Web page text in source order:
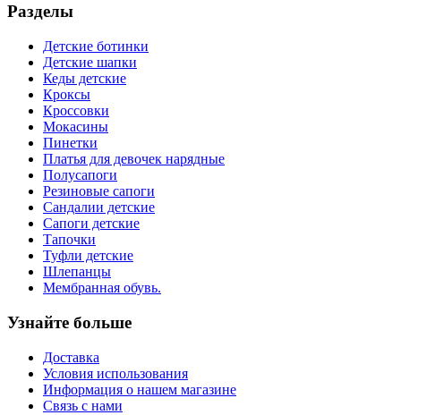
Разделы
Детские ботинки
Детские шапки
Кеды детские
Кроксы
Кроссовки
Мокасины
Пинетки
Платья для девочек нарядные
Полусапоги
Резиновые сапоги
Сандалии детские
Сапоги детские
Тапочки
Туфли детские
Шлепанцы
Мембранная обувь.
Узнайте больше
Доставка
Условия использования
Информация о нашем магазине
Связь с нами